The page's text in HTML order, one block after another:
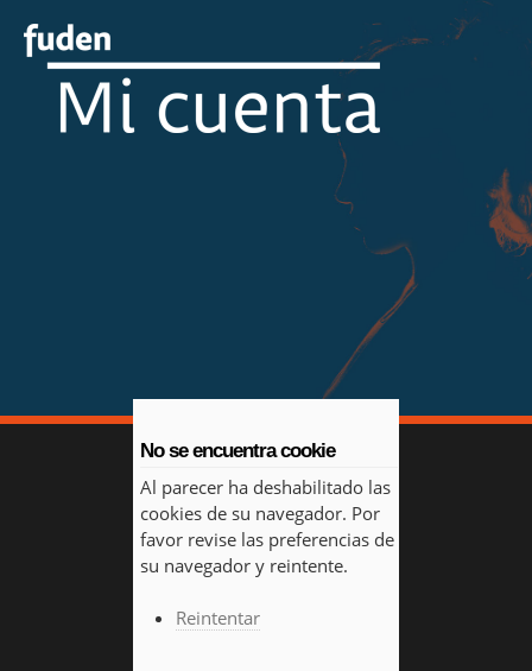
No se encuentra cookie
Al parecer ha deshabilitado las
cookies de su navegador. Por
favor revise las preferencias de
su navegador y reintente.
Reintentar